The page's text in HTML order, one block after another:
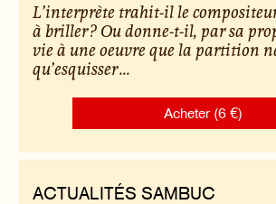
L’interprète trahit-il le
à briller ? Ou donne-t-il, par sa
vie à une oeuvre que la partition
qu’esquisser ...
Acheter (6 €)
ACTUALITÉS SAMBUC